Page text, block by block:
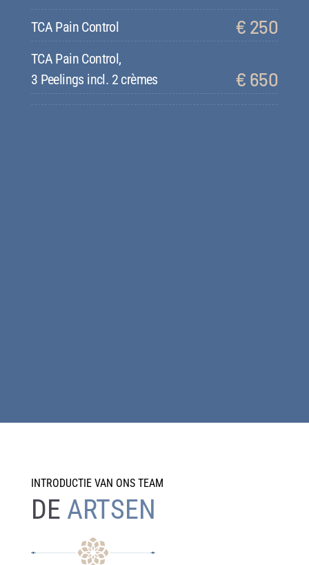
TCA Pain Control € 250
TCA Pain Control,
3 Peelings incl. 2 crèmes
€ 650
INTRODUCTIE VAN ONS TEAM
DE ARTSEN